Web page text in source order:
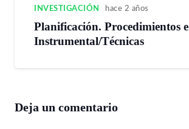
INVESTIGACIÓN hace 2 años
Planificación. Procedimientos e
Instrumental/Técnicas
Deja un comentario